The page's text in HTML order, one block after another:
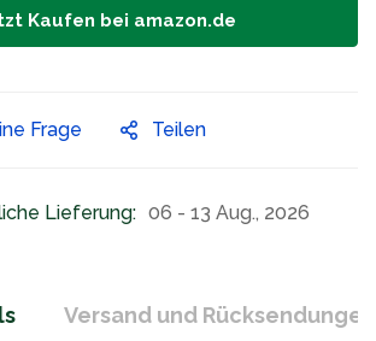
Kaufen bei amazon.de
Frage Teilen
Lieferung: 06 - 13 Aug., 2026
Versand und Rücksendungen